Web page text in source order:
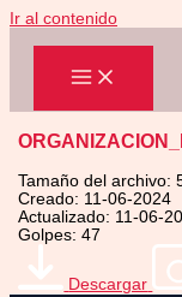
Ir al contenido
Tamaño del archivo:
Creado: 11-06-2024
Actualizado: 11-06-
Golpes: 47
Descargar